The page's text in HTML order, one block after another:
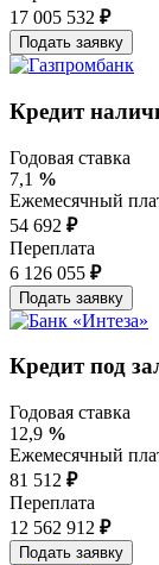
17 005 532 ₽
Кредит
Годовая ставка
7,1 %
Ежемесячный
54 692 ₽
Переплата
6 126 055 ₽
Кредит под
Годовая ставка
12,9 %
Ежемесячный
81 512 ₽
Переплата
12 562 912 ₽